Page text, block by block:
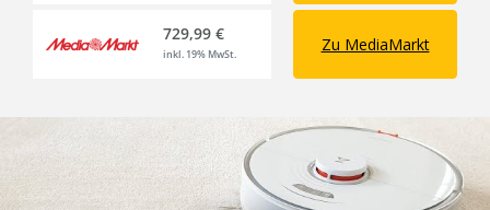
729,99 €
inkl. 19% MwSt. Zu MediaMarkt